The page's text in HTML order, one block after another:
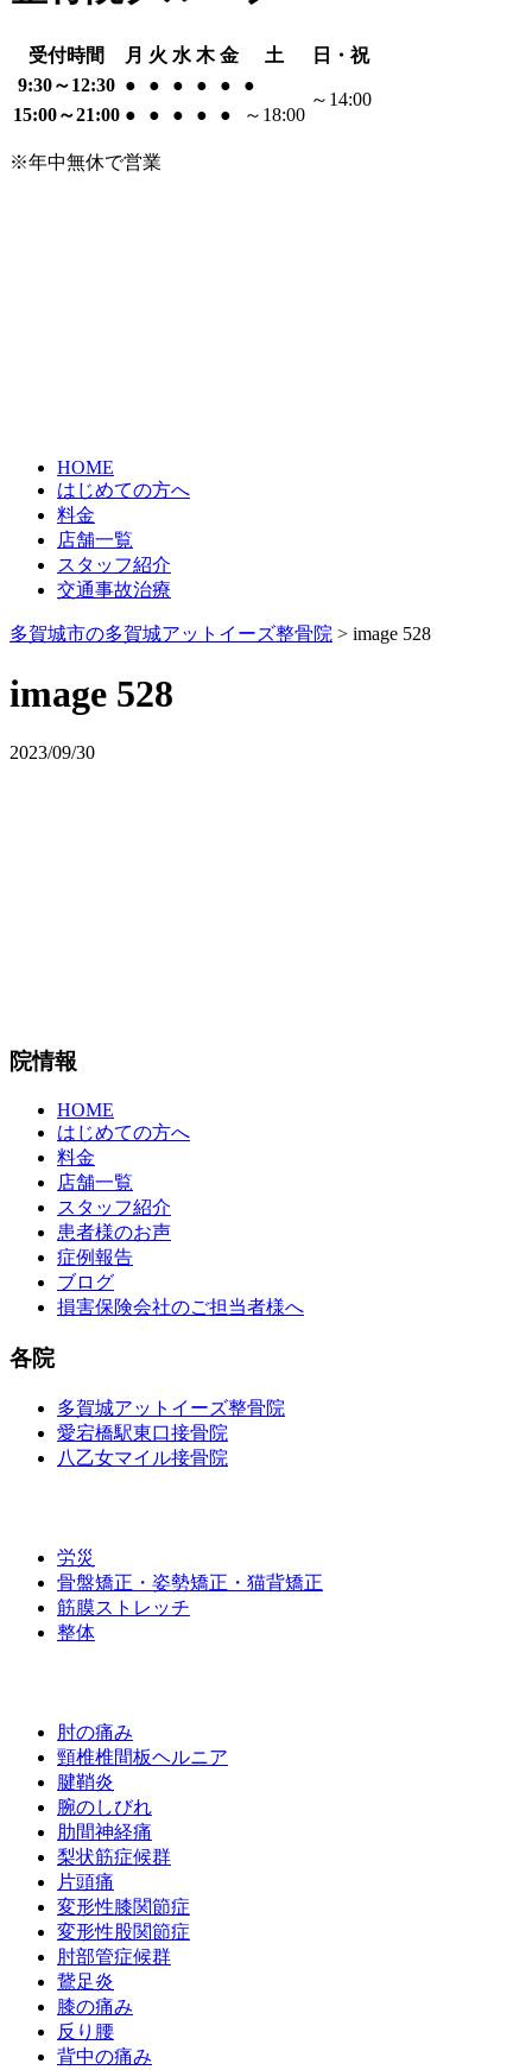
受付時間 月 火 水 木 金 土
日・祝
9:30～12:30 ● ● ● ● ● ●
～14:00
15:00～21:00 ● ● ● ● ● ～18:00
※年中無休で営業
HOME
はじめての方へ
料金
店舗一覧
スタッフ紹介
交通事故治療
多賀城市の多賀城アットイーズ整骨院 > image 528
image 528
2023/09/30
院情報
HOME
はじめての方へ
料金
店舗一覧
スタッフ紹介
患者様のお声
症例報告
ブログ
損害保険会社のご担当者様へ
各院
多賀城アットイーズ整骨院
愛宕橋駅東口接骨院
八乙女マイル接骨院
労災
骨盤矯正・姿勢矯正・猫背矯正
筋膜ストレッチ
整体
肘の痛み
頸椎椎間板ヘルニア
腱鞘炎
腕のしびれ
肋間神経痛
梨状筋症候群
片頭痛
変形性膝関節症
変形性股関節症
肘部管症候群
鵞足炎
膝の痛み
反り腰
背中の痛み